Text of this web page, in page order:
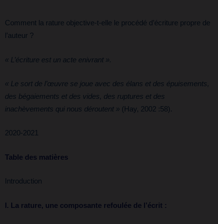
Comment la rature objective-t-elle le procédé d’écriture propre de
l’auteur ?
« L’écriture est un acte enivrant ».
« Le sort de l’œuvre se joue avec des élans et des épuisements,
des bégaiements et des vides, des ruptures et des
inachèvements qui nous déroutent » (Hay, 2002 :58).
2020-2021
Table des matières
Introduction
I. La rature, une composante refoulée de l’écrit :